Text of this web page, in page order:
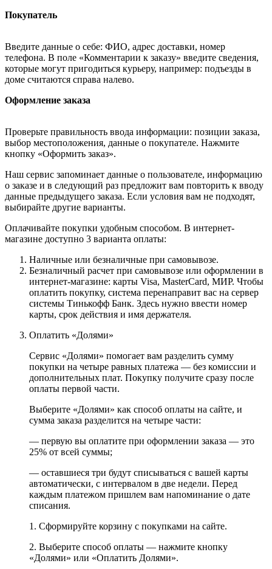
Покупатель
Введите данные о себе: ФИО, адрес доставки, номер
телефона. В поле «Комментарии к заказу» введите сведения,
которые могут пригодиться курьеру, например: подъезды в
доме считаются справа налево.
Оформление заказа
Проверьте правильность ввода информации: позиции заказа,
выбор местоположения, данные о покупателе. Нажмите
кнопку «Оформить заказ».
Наш сервис запоминает данные о пользователе, информацию
о заказе и в следующий раз предложит вам повторить к вводу
данные предыдущего заказа. Если условия вам не подходят,
выбирайте другие варианты.
Оплачивайте покупки удобным способом. В интернет-
магазине доступно 3 варианта оплаты:
Наличные или безналичные при самовывозе.
Безналичный расчет при самовывозе или оформлении в
интернет-магазине: карты Visa, MasterCard, МИР. Чтобы
оплатить покупку, система перенаправит вас на сервер
системы Тинькофф Банк. Здесь нужно ввести номер
карты, срок действия и имя держателя.
Оплатить «Долями»
Сервис «Долями» помогает вам разделить сумму
покупки на четыре равных платежа — без комиссии и
дополнительных плат. Покупку получите сразу после
оплаты первой части.
Выберите «Долями» как способ оплаты на сайте, и
сумма заказа разделится на четыре части:
— первую вы оплатите при оформлении заказа — это
25% от всей суммы;
— оставшиеся три будут списываться с вашей карты
автоматически, с интервалом в две недели. Перед
каждым платежом пришлем вам напоминание о дате
списания.
1. Сформируйте корзину с покупками на сайте.
2. Выберите способ оплаты — нажмите кнопку
«Долями» или «Оплатить Долями».